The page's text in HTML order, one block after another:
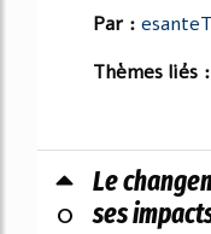
Par :
Thèmes liés :
0
Le
ses